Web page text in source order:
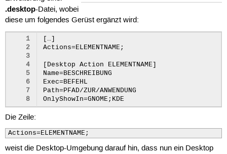
.desktop-Datei, wobei
diese um folgendes Gerüst ergänzt wird:
1
2
3
4
5
6
7
8
[…]
Actions=ELEMENTNAME;
[Desktop Action ELEMENTNAME]
Name=BESCHREIBUNG
Exec=BEFEHL
Path=PFAD/ZUR/ANWENDUNG
Die Zeile:
Actions=ELEMENTNAME;
weist die Desktop-Umgebung darauf hin, dass nun ein Desktop